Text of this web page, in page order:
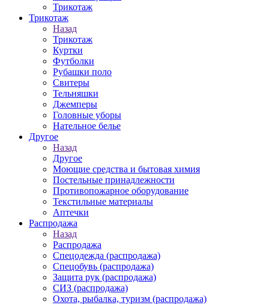
Трикотаж
Трикотаж
Назад
Трикотаж
Куртки
Футболки
Рубашки поло
Свитеры
Тельняшки
Джемперы
Головные уборы
Нательное белье
Другое
Назад
Другое
Моющие средства и бытовая химия
Постельные принадлежности
Противопожарное оборудование
Текстильные материалы
Аптечки
Распродажа
Назад
Распродажа
Спецодежда (распродажа)
Спецобувь (распродажа)
Защита рук (распродажа)
СИЗ (распродажа)
Охота, рыбалка, туризм (распродажа)